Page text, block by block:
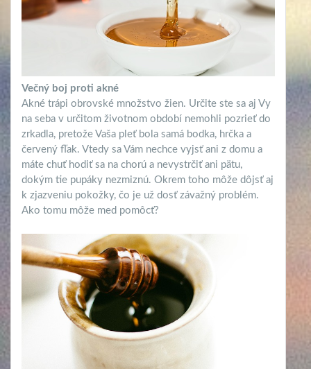
Večný boj proti akné
Akné trápi obrovské množstvo žien. Určite ste sa aj Vy
na seba v určitom životnom období nemohli pozrieť do
zrkadla, pretože Vaša pleť bola samá bodka, hrčka a
červený fľak. Vtedy sa Vám nechce vyjsť ani z domu a
máte chuť hodiť sa na chorú a nevystrčiť ani pätu,
dokým tie pupáky nezmiznú. Okrem toho môže dôjsť aj
k zjazveniu pokožky, čo je už dosť závažný problém.
Ako tomu môže med pomôcť?